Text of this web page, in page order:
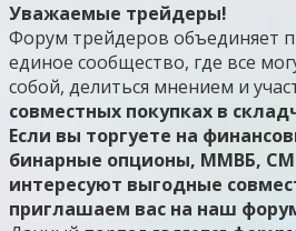
Уважаемые трейдеры!
Форум трейдеров объединяет
единое сообщество, где все
собой, делиться мнением и
совместных покупках в
Если вы торгуете на
бинарные опционы, ММВБ,
интересуют выгодные
приглашаем вас на наш